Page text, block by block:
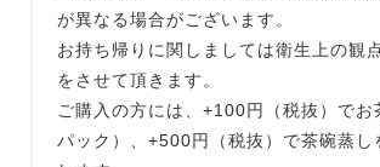
が異なる場合がございます。
お持ち帰りに関しましては衛生上の観
をさせて頂きます。
ご購入の方には、+100円（税抜）で
パック）、+500円（税抜）で茶碗蒸し